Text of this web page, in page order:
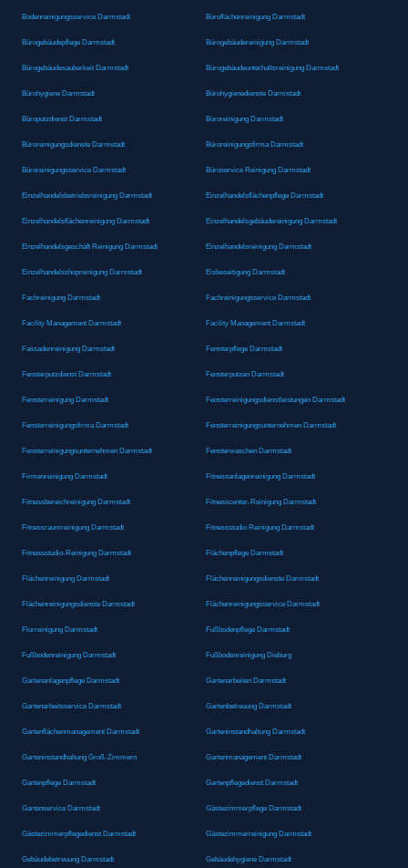
Bodenreinigungsservice Darmstadt Büroflächenreinigung Darmstadt
Bürogebäudepflege Darmstadt Bürogebäudereinigung Darmstadt
Bürogebäudesauberkeit Darmstadt Bürogebäudeunterhaltsreinigung Darmstadt
Bürohygiene Darmstadt Bürohygienedienste Darmstadt
Büroputzdienst Darmstadt Büroreinigung Darmstadt
Büroreinigungsdienste Darmstadt Büroreinigungsfirma Darmstadt
Büroreinigungsservice Darmstadt Büroservice Reinigung Darmstadt
Einzelhandelsbetriebsreinigung Darmstadt Einzelhandelsflächenpflege Darmstadt
Einzelhandelsflächenreinigung Darmstadt Einzelhandelsgebäudereinigung Darmstadt
Einzelhandelsgeschäft Reinigung Darmstadt Einzelhandelsreinigung Darmstadt
Einzelhandelsshopreinigung Darmstadt Eisbeseitigung Darmstadt
Fachreinigung Darmstadt Fachreinigungsservice Darmstadt
Facility Management Darmstadt Facility Management Darmstadt
Fassadenreinigung Darmstadt Fensterpflege Darmstadt
Fensterputzdienst Darmstadt Fensterputzen Darmstadt
Fensterreinigung Darmstadt Fensterreinigungsdienstleistungen Darmstadt
Fensterreinigungsfirma Darmstadt Fensterreinigungsunternehmen Darmstadt
Fensterreinigungsunternehmen Darmstadt Fensterwaschen Darmstadt
Firmenreinigung Darmstadt Fitnessanlagenreinigung Darmstadt
Fitnessbereichreinigung Darmstadt Fitnesscenter-Reinigung Darmstadt
Fitnessraumreinigung Darmstadt Fitnessstudio Reinigung Darmstadt
Fitnessstudio-Reinigung Darmstadt Flächenpflege Darmstadt
Flächenreinigung Darmstadt Flächenreinigungsdienste Darmstadt
Flächenreinigungsdienste Darmstadt Flächenreinigungsservice Darmstadt
Flurreinigung Darmstadt Fußbodenpflege Darmstadt
Fußbodenreinigung Darmstadt Fußbodenreinigung Dieburg
Gartenanlagenpflege Darmstadt Gartenarbeiten Darmstadt
Gartenarbeitsservice Darmstadt Gartenbetreuung Darmstadt
Gartenflächenmanagement Darmstadt Garteninstandhaltung Darmstadt
Garteninstandhaltung Groß-Zimmern Gartenmanagement Darmstadt
Gartenpflege Darmstadt Gartenpflegedienst Darmstadt
Gartenservice Darmstadt Gästezimmerpflege Darmstadt
Gästezimmerpflegedienst Darmstadt Gästezimmerreinigung Darmstadt
Gebäudebetreuung Darmstadt Gebäudehygiene Darmstadt